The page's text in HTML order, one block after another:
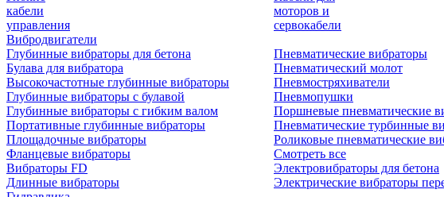
кабели
управления
моторов и
сервокабели
Вибродвигатели
Глубинные вибраторы для бетона
Булава для вибратора
Высокочастотные глубинные вибраторы
Глубинные вибраторы с булавой
Глубинные вибраторы с гибким валом
Портативные глубинные вибраторы
Площадочные вибраторы
Фланцевые вибраторы
Вибраторы FD
Длинные вибраторы
Пневматические вибраторы
Пневматический молот
Пневмостряхиватели
Пневмопушки
Поршневые пневматические
Пневматические турбинные
Роликовые пневматические
Смотреть все
Электровибраторы для бетона
Электрические вибраторы